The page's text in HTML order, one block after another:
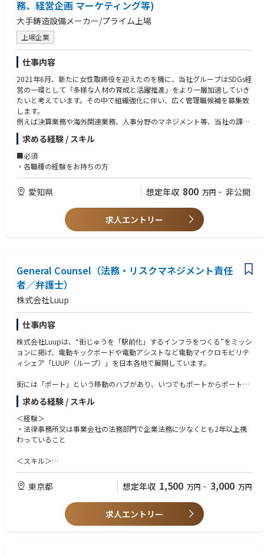
－個人情報保護法、データ利活用
■人事労務
－働き方改革、New Normalなど新しい人事労務問題や法改正対応に関
するアドバイス
－労働訴訟、労働審判等における使用者側代理、交渉サポート、労組対
応
－雇用調整支援
－各種ハラスメントや長時間労働、問題社員対応など人事労務対応、規
制当局対応支援
－日本企業の海外拠点および海外企業の日本拠点における人事労務支援
－企業買収、再編時の人事労務対応
－融規制法に関するアドバイス
－ローン、各種証券化、デリバティブ等の金融取引
－航空機、船舶リース
－仮想通貨、フィンテック
－キャピタルマーケット
－ライセンス契約、共同研究開発契約、技術移転契約その他の知的財産
関連取引に関するトータルサポート
－カルテル・談合対応
－企業結合に関する審査・届出等、および独占禁止法争訟対応のアドバ
イス
■ウエルスマネジメント
－生前信託の設定を含めた相続プランニング
－遺言作成、遺言執行および遺産分割協議支援
－事業承継
－海外資産の相続対応
■法務アウトソーシング/コンサルティング
－契約書レビュー・作成、コンプライアンスの法務部機能のアウトソー
－株主総会・取締役会の運営支援、海外子会社管理・社内規程の整備を
含むガバナンス構築および運用に向けたトータルサポート
－国内外の各種法令調査及び対応、各種契約交渉・作成、登記、許認可
取得支援
－法務部機能の総合サポート・組織・オペレーションのコンサルティン
グ
同じメンバーファームの一員として、コンサルタント、公認会計士、税理
国弁護士等と協働する案件も多く、国内外の一流の専門家との協働の中で
多様な経験を積むことが可能です。
・プロジェクトマネジメントスキル
【求める人物像】
・品質に妥協せず、4大会計事務所と呼ばれている監査法人や税理士法
人をはじめとした、デロイトのメンバーファームの優れた人材とも互角に
渡り合える方
・デロイトのメンバーファームの他の専門家の業務にも強い関心を抱
き、彼らとの協働を通じた、これまでに存在しなかった業務の開拓、新た
な価値の創造等にも積極的な方
務、経営企画 マーケティング等)
大手鋳造設備メーカー/プライム上場
上場企業
仕事内容
2021年6月、新たに女性取締役を迎えたのを機に、当社グループはSDGs経
営の一環として「多様な人材の育成と活躍推進」をより一層加速していき
たいと考えています。その中で組織強化に伴い、広く管理職候補を募集致
します。
例えば決算業務や海外関連業務、人事分野のマネジメント等、当社の課題
感にそって、ご経験に応じ担当業務をお任せを致します。
※詳しくは面接時にご確認ください
※下記のような部署での活躍を想定しております。
■配属予定組織
・本社：総務法務、財務部門、監査
・豊川製作所：人事部門、経理部門、業務管理（社内外のイベント企
画）、マーケティング
求める経験 / スキル
■必須
・各職種の経験をお持ちの方
愛知県 想定年収 800 万円 ~ 非公開
求人エントリー
General Counsel（法務・リスクマネジメント責任
者／弁護士）
株式会社Luup
仕事内容
株式会社Luupは、“街じゅうを「駅前化」するインフラをつくる”をミッシ
ョンに掲げ、電動キックボードや電動アシストなど電動マイクロモビリテ
ィシェア「LUUP（ループ）」を日本各地で展開しています。
街には「ポート」という移動のハブがあり、いつでもポートからポートへ
電動マイクロモビリティに乗って移動することができます。 かつて鉄道の
駅が街を発展させたように、LUUPのポートを街じゅうに設置することで
人が集まる場所をつくり、街じゅうを駅前のように活性化していきます。
LUUPを通して、移動におけるさまざまな問題を解決し、新たな街の未来
を創造します。
現在は、東京・横浜・大阪・京都・神戸・宇都宮・名古屋・広島・仙台・
しています。
将来的には、電動マイクロモビリティの普及によるCO2削減と、ご高齢の
方も乗ることができる新しい電動モビリティの導入を実現し、すべての人
が安全・便利に移動できる持続可能な社会をつくることを目指します。
求める経験 / スキル
＜経験＞
・法律事務所又は事業会社の法務部門で企業法務に少なくとも2年以上携
わっていること
＜スキル＞
・ビジネスの構造とその法的位置づけを適切に理解し、リスクを低減しつ
つ事業成長を実現するために戦略的な観点から法的アドバイスができるこ
と
・事業や取引に応じた契約書を戦略的にドラフティングし、相手方と交渉
東京都 想定年収 1,500 万円 ~ 3,000 万円
求人エントリー